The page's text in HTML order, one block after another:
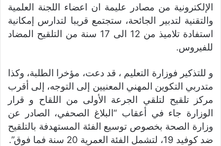
الإلكترونية من مصادر عليمة ان اعضاء اللجنة العلمية
والتقنية لتدبير الجائحة، ستجتمع قريبا لتدارس إمكانية
استفادة تلاميذ من 12 الى 17 سنة من التلقيح المضاد
للفيروس.
و للتذكير فوزارة التعليم ، قد دعت، مؤخرا الطلبة، وكذا
متدربي التكوين المهني المعنيين إلى التوجه، إلى أقرب
مركز تلقيح لتلقي الجرعة الأولى من اللقاح و قرار
الوزارة جاء في أعقاب “البلاغ الصحفي، الصادر عن
وزارة الصحة بخصوص توسيع الفئة المستهدفة بالتلقيح
ضد كوفيد 19، لتشمل الفئة العمرية 20 سنة فما فوق”.